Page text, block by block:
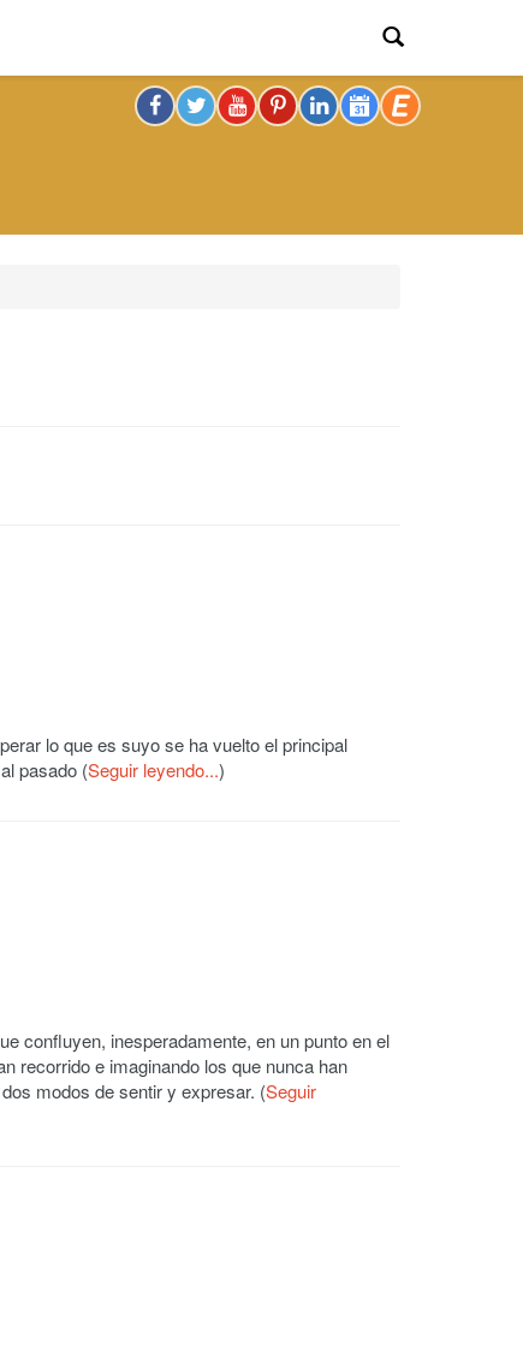
lo que es suyo se ha vuelto el principal
pasado (Seguir leyendo...)
confluyen, inesperadamente, en un punto en el
recorrido e imaginando los que nunca han
modos de sentir y expresar. (Seguir